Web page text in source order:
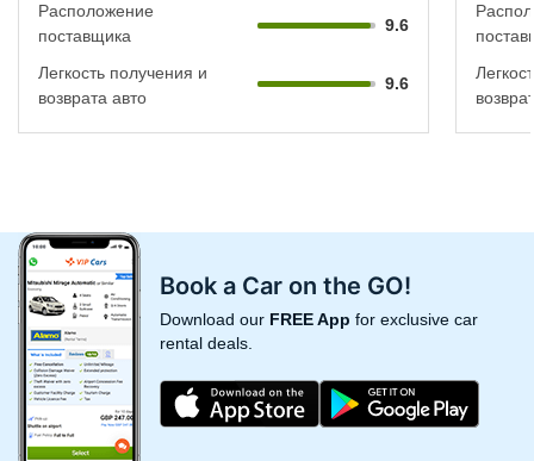
Расположение
поставщика
9.6
Легкость получения и
возврата авто
9.6
Book a Car on the GO!
Download our FREE App for exclusive car
rental deals.